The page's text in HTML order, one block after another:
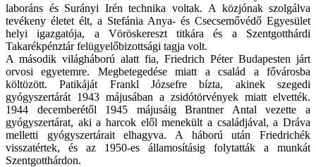
laboráns és Surányi Irén technika voltak. A közjónak szolgálva
tevékeny életet élt, a Stefánia Anya- és Csecsemővédő Egyesület
helyi igazgatója, a Vöröskereszt titkára és a Szentgotthárdi
Takarékpénztár felügyelőbizottsági tagja volt.
A második világháború alatt fia, Friedrich Péter Budapesten járt
orvosi egyetemre. Megbetegedése miatt a család a fővárosba
költözött. Patikáját Frankl Józsefre bízta, akinek szegedi
gyógyszertárát 1943 májusában a zsidótörvények miatt elvették.
1944 decemberétől 1945 májusáig Brantner Antal vezette a
gyógyszertárat, aki a harcok elől menekült a családjával, a Dráva
melletti gyógyszertárait elhagyva. A háború után Friedrichék
visszatértek, és az 1950-es államosításig folytatták a munkát
Szentgotthárdon.